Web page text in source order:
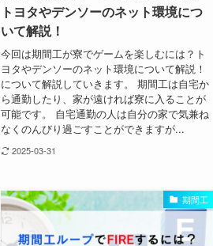
トヨタやデンソーのネット環境につ
いて解説！
今回は期間工が寮でゲームを楽しむには？ト
ヨタやデンソーのネット環境について解説！
について解説していきます。 期間工は自宅か
ら通勤したり、家が遠ければ寮に入ることが
可能です。 自宅通勤の人は自分の家で気兼ね
なくのんびり過ごすことができますが...
2025-03-31
期間工